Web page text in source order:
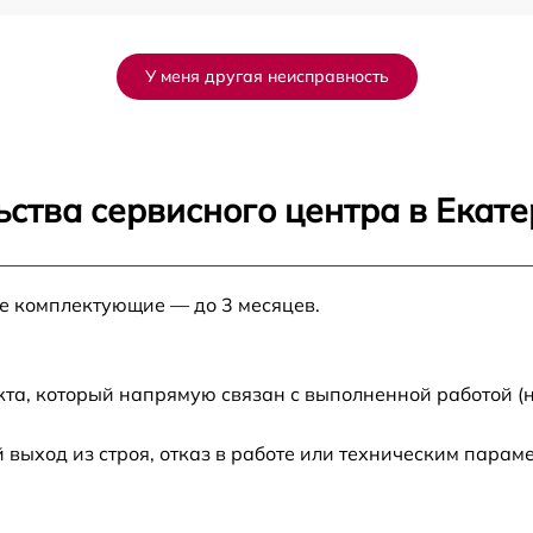
от 90 мин
от 60 мин
У меня другая неисправность
сервисного центра в
комплектующие — до 3 месяцев.
который напрямую связан с выполненной работой
из строя, отказ в работе или техническим